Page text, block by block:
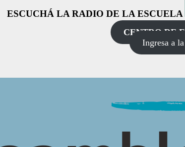
ESCUCHÁ LA RADIO DE LA ESCUELA
CENTRO DE
Ingresa a